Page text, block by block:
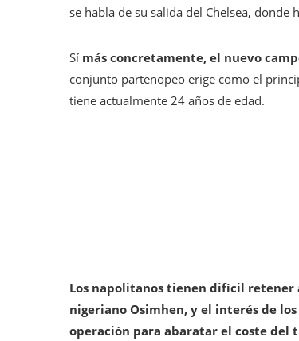
se habla de su salida del Chelsea,
Sí más concretamente, el nuevo
conjunto partenopeo erige como el
tiene actualmente 24 años de edad.
Los napolitanos tienen difícil retener
nigeriano Osimhen, y el interés de
operación para abaratar el coste del